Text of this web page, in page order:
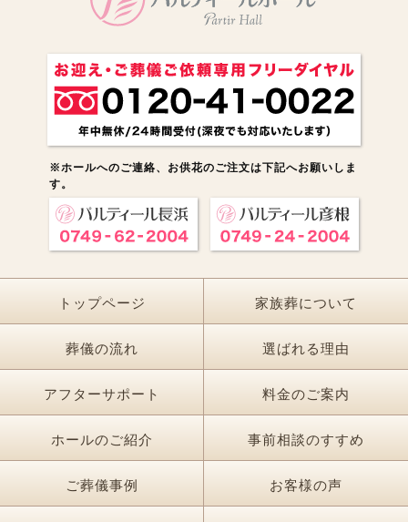
※ホールへのご連絡、お供花のご注文は下記へお願いしま
す。
トップページ 家族葬について
葬儀の流れ 選ばれる理由
アフターサポート 料金のご案内
ホールのご紹介 事前相談のすすめ
ご葬儀事例 お客様の声